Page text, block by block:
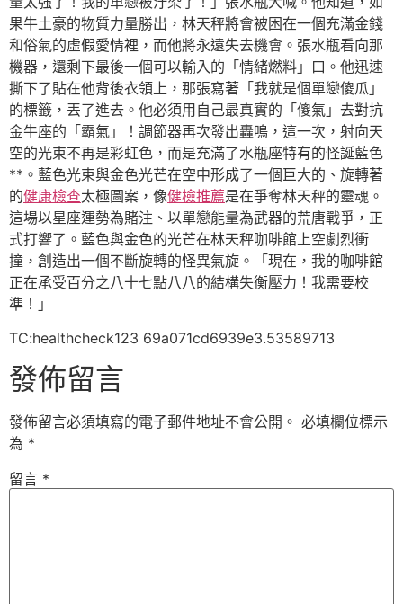
果牛土豪的物質力量勝出，林天秤將會被困在一個充滿金錢
和俗氣的虛假愛情裡，而他將永遠失去機會。張水瓶看向那
機器，還剩下最後一個可以輸入的「情緒燃料」口。他迅速
撕下了貼在他背後衣領上，那張寫著「我就是個單戀傻瓜」
的標籤，丟了進去。他必須用自己最真實的「傻氣」去對抗
金牛座的「霸氣」！調節器再次發出轟鳴，這一次，射向天
空的光束不再是彩虹色，而是充滿了水瓶座特有的怪誕藍色
**。藍色光束與金色光芒在空中形成了一個巨大的、旋轉著
的健康檢查太極圖案，像健檢推薦是在爭奪林天秤的靈魂。
這場以星座運勢為賭注、以單戀能量為武器的荒唐戰爭，正
式打響了。藍色與金色的光芒在林天秤咖啡館上空劇烈衝
撞，創造出一個不斷旋轉的怪異氣旋。「現在，我的咖啡館
正在承受百分之八十七點八八的結構失衡壓力！我需要校
準！」
TC:healthcheck123 69a071cd6939e3.53589713
發佈留言
發佈留言必須填寫的電子郵件地址不會公開。 必填欄位標示
為 *
留言 *